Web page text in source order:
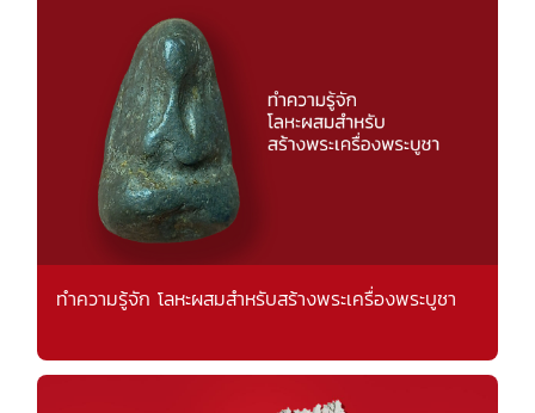
ทำความรู้จัก โลหะผสมสำหรับสร้างพระเครื่องพระบูชา